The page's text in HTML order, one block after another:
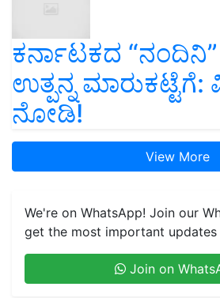
ಕರ್ನಾಟಕದ
ಉತ್ಪನ್ನ ಮಾರುಕಟ್ಟೆಗೆ:
ನೋಡಿ!
View More
We're on WhatsApp! Join our
get the most important updates
Join on